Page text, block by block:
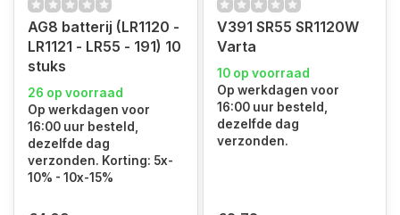
AG8 batterij (LR1120 -
LR1121 - LR55 - 191) 10
stuks
26 op voorraad
Op werkdagen voor
16:00 uur besteld,
dezelfde dag
verzonden. Korting: 5x-
10% - 10x-15%
V391 SR55 SR1120W
Varta
10 op voorraad
Op werkdagen voor
16:00 uur besteld,
dezelfde dag
verzonden.